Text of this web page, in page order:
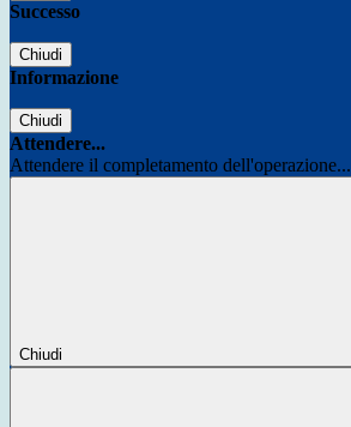
Successo
Chiudi
Informazione
Chiudi
Attendere...
Attendere il completamento dell'operazione...
Chiudi